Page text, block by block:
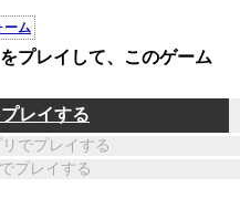
ーム
プレイして、このゲーム
レイする
でプレイする
プレイする